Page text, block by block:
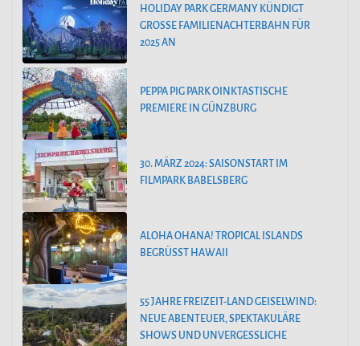
HOLIDAY PARK GERMANY KÜNDIGT
GROSSE FAMILIENACHTERBAHN FÜR 2
025 AN
PEPPA PIG PARK OINKTASTISCHE
PREMIERE IN GÜNZBURG
30. MÄRZ 2024: SAISONSTART IM
FILMPARK BABELSBERG
ALOHA OHANA! TROPICAL ISLANDS
BEGRÜSST HAWAII
55 JAHRE FREIZEIT-LAND GEISELWIND:
NEUE ABENTEUER, SPEKTAKULÄRE
SHOWS UND UNVERGESSLICHE